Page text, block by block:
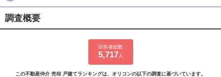
調査概要
回答者総数
5,717 人
この不動産仲介 売却 戸建てランキングは、オリコンの以下の調査に基づいています。